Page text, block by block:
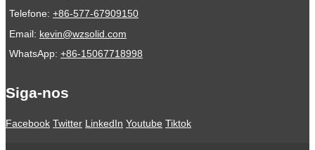
Telefone: +86-577-67909150
Email: kevin@wzsolid.com
WhatsApp: +86-15067718998
Siga-nos
Facebook Twitter LinkedIn Youtube Tiktok